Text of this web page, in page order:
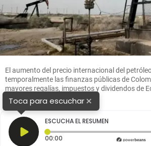
El aumento del precio internacional del
temporalmente las finanzas públicas de
mayores regalías, impuestos y dividendos de
COLPRENSA
Toca para escuchar×
ESCUCHA EL RESUMEN
00:00 Tiempo transcurrido: 0